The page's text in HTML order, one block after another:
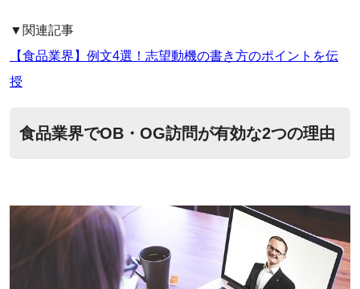
▼関連記事
【食品業界】例文4選！志望動機の書き方のポイントを伝
授
‌食品業界でOB・OG訪問が有効な2つの理由